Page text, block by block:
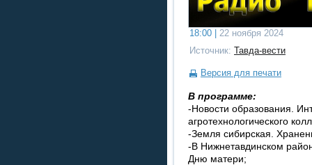
18:00 |
22 ноября 2024
Источник: Тавда-вести
Версия для печати
В программе:
-Новости образования.
агротехнологического
-Земля сибирская.
-В Нижнетавдинском
Дню матери;